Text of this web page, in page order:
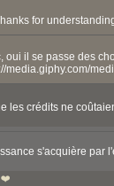
for
oui il se passe des
media.giphy.com/
les crédits ne
s'acquière par
❤️